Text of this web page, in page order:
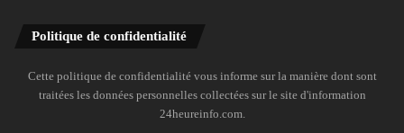
Politique de confidentialité
Cette politique de confidentialité vous informe sur la manière dont sont
traitées les données personnelles collectées sur le site d'information
24heureinfo.com.